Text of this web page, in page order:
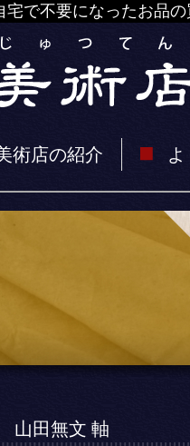
で不要になったお品
術店の紹介
山田無文 軸